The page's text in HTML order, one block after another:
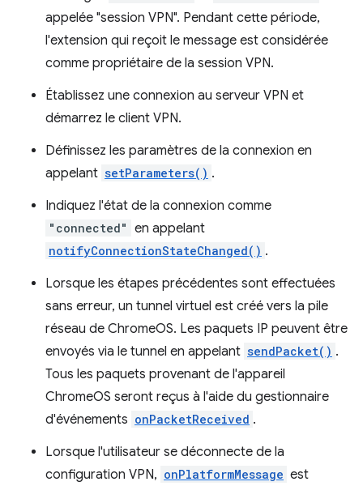
appelée "session VPN". Pendant cette période,
l'extension qui reçoit le message est considérée
comme propriétaire de la session VPN.
Établissez une connexion au serveur VPN et
démarrez le client VPN.
Définissez les paramètres de la connexion en
appelant setParameters() .
Indiquez l'état de la connexion comme
"connected" en appelant
notifyConnectionStateChanged() .
Lorsque les étapes précédentes sont effectuées
sans erreur, un tunnel virtuel est créé vers la pile
réseau de ChromeOS. Les paquets IP peuvent être
envoyés via le tunnel en appelant sendPacket() .
Tous les paquets provenant de l'appareil
ChromeOS seront reçus à l'aide du gestionnaire
d'événements onPacketReceived .
Lorsque l'utilisateur se déconnecte de la
configuration VPN, onPlatformMessage est